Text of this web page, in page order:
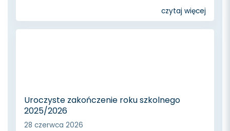
czytaj więcej
Uroczyste zakończenie roku szkolnego
2025/2026
28 czerwca 2026